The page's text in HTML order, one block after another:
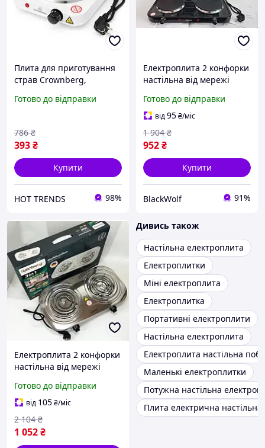
Плита для приготування
страв Crownberg,
плита Портативна
Готово до відправки
393₴
786 ₴
Купити
HOT TRENDS 98%
Електроплита 2 конфорки
настільна від мережі
електроплити 2400 Вт
BLK-701
Готово до відправки
від95₴/міс
952₴
1 904 ₴
Купити
BlackWolf 91%
Електроплита 2 конфорки
настільна від мережі
електроплити 3500 Вт
Готово до відправки
від 105₴/міс
1 052₴
2 104 ₴
Дивись також
Настільна електроплита
Електроплитки
Міні електроплита
Електроплитка
Портативні електроплити
Настільна електроплита
Електроплита настільна
Маленькі електроплитки
Потужна настільна
Плита електрична